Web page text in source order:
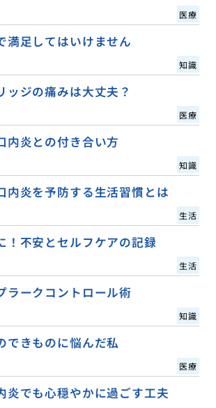
医療
満足してはいけません
知識
ッジの痛みは大丈夫？
医療
内炎との付き合い方
知識
内炎を予防する生活習慣とは
生活
！不安とセルフケアの記録
生活
ラークコントロール術
知識
できものに悩んだ私
医療
炎でも心穏やかに過ごす工夫